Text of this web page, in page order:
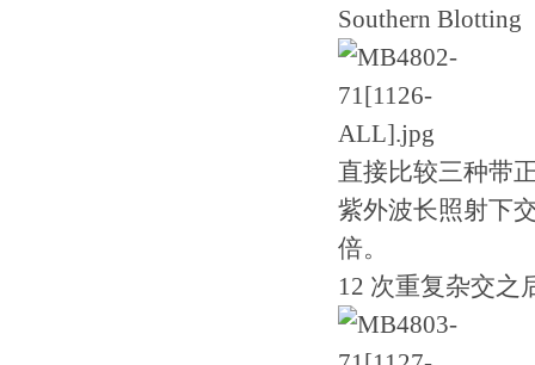
Southern Blotting
直接比较三种带
紫外波长照射下
倍。
12 次重复杂交之